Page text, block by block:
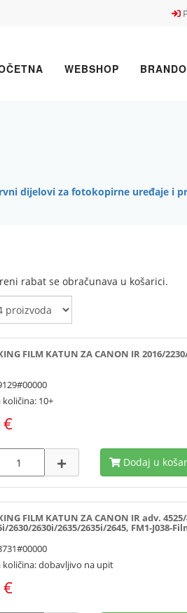
WEBSHOP
dijelovi za fotokopirne uređaje i
rabat se obračunava u košarici.
FILM KATUN ZA CANON IR 2016/
10+
€
Dodaj u
FILM KATUN ZA CANON IR adv.
2630/2630i/2635/2635i/2645, FM1-J038-
količina: dobavljivo na upit
€